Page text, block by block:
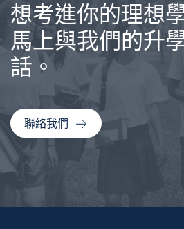
想考進你的理想
馬上與我們的升
話。
聯絡我們